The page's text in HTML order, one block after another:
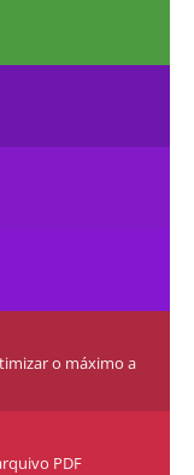
o máximo a
PDF